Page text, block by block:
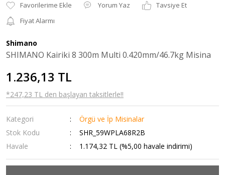
Yorum Yaz
Tavsiye Et
Fiyat Alarmı
Shimano
SHIMANO Kairiki 8 300m Multi 0.420mm/46.7kg Misina
1.236,13 TL
*247,23 TL den başlayan taksitlerle!!
Kategori
Örgü ve İp Misinalar
Stok Kodu
SHR_59WPLA68R2B
Havale
1.174,32 TL (%5,00 havale indirimi)